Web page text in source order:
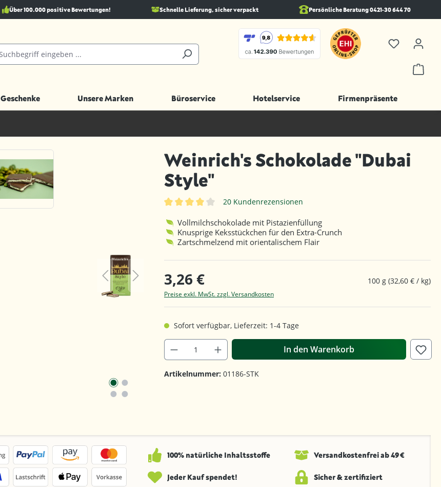
Über 100.000 positive Bewertungen! Schnelle Lieferung, sicher verpackt Persönliche Beratung 0421-30 644 70
Geschenke Unsere Marken Büroservice Hotelservice Firmenpräsente
Weinrich's Schokolade "Dubai
Style"
20 Kundenrezensionen
Vollmilchschokolade mit Pistazienfüllung
Knusprige Keksstückchen für den Extra-Crunch
Zartschmelzend mit orientalischem Flair
3,26 € 100 g (32,60 € / kg)
Preise exkl. MwSt. zzgl. Versandkosten
Sofort verfügbar, Lieferzeit: 1-4 Tage
In den Warenkorb
Artikelnummer: 01186-STK
100% natürliche Inhaltsstoffe Versandkosten­frei ab 49 €
Jeder Kauf spendet! Sicher & zertifiziert